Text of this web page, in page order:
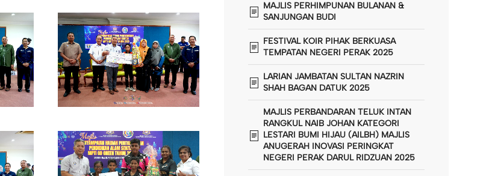
MAJLIS PERHIMPUNAN BULANAN &
SANJUNGAN BUDI
FESTIVAL KOIR PIHAK BERKUASA
TEMPATAN NEGERI PERAK 2025
LARIAN JAMBATAN SULTAN NAZRIN
SHAH BAGAN DATUK 2025
MAJLIS PERBANDARAN TELUK INTAN
RANGKUL NAIB JOHAN KATEGORI
LESTARI BUMI HIJAU (AILBH) MAJLIS
ANUGERAH INOVASI PERINGKAT
NEGERI PERAK DARUL RIDZUAN 2025